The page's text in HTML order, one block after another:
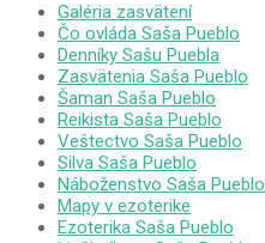
Galéria zasvätení
Čo ovláda Saša Pueblo
Denníky Sašu Puebla
Zasvätenia Saša Pueblo
Šaman Saša Pueblo
Reikista Saša Pueblo
Veštectvo Saša Pueblo
Silva Saša Pueblo
Náboženstvo Saša Pueblo
Mapy v ezoterike
Ezoterika Saša Pueblo